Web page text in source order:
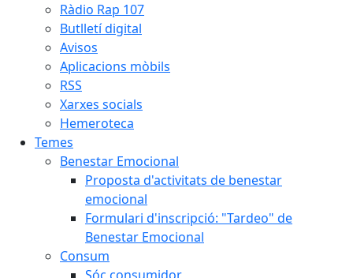
Ràdio Rap 107
Butlletí digital
Avisos
Aplicacions mòbils
RSS
Xarxes socials
Hemeroteca
Temes
Benestar Emocional
Proposta d'activitats de benestar
emocional
Formulari d'inscripció: "Tardeo" de
Benestar Emocional
Consum